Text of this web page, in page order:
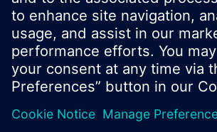
© Siemens Switzerland Ltd.
Group - 2016
Le portefeuille des produits peut